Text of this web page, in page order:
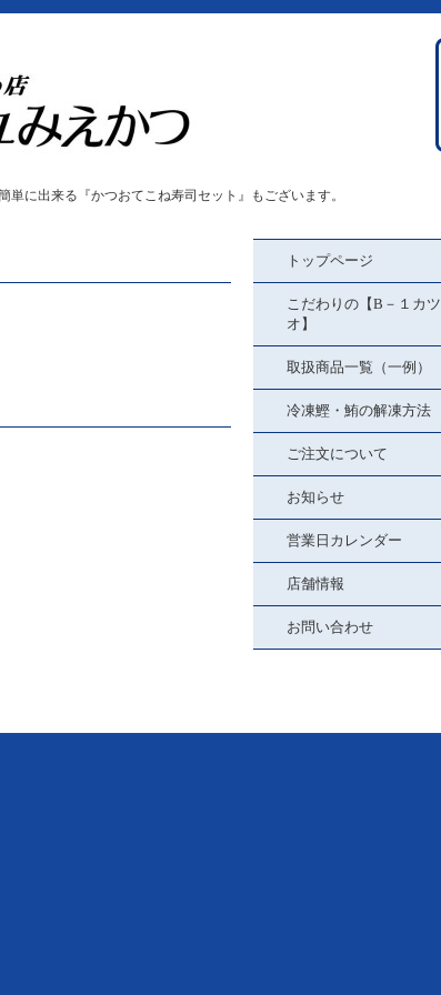
に出来る『かつおてこね寿司セット』もございます。
トップページ
こだわりの【B－１カツ
オ】
取扱商品一覧（一例）
冷凍鰹・鮪の解凍方法
ご注文について
お知らせ
営業日カレンダー
店舗情報
お問い合わせ